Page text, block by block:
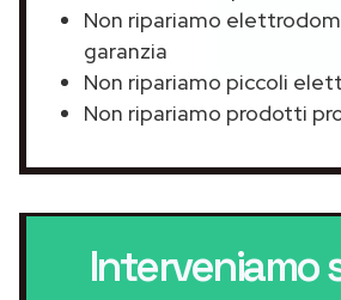
Non ripariamo
garanzia
Non ripariamo piccoli
Non ripariamo prodotti
Interveniamo